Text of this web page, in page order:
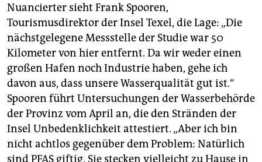
Nuancierter sieht Frank Spooren,
Tourismusdirektor der Insel Texel, die Lage: „Die
nächstgelegene Messstelle der Studie war 50
Kilometer von hier entfernt. Da wir weder einen
großen Hafen noch Industrie haben, gehe ich
davon aus, dass unsere Wasserqualität gut ist.“
Spooren führt Untersuchungen der Wasserbehörde
der Provinz vom April an, die den Stränden der
Insel Unbedenklichkeit attestiert. „Aber ich bin
nicht achtlos gegenüber dem Problem: Natürlich
sind PFAS giftig. Sie stecken vielleicht zu Hause in